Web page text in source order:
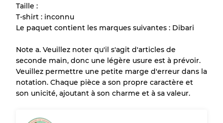
Taille :
T-shirt : inconnu
Le paquet contient les marques suivantes : Dibari
Note a. Veuillez noter qu'il s'agit d'articles de
seconde main, donc une légère usure est à prévoir.
Veuillez permettre une petite marge d'erreur dans la
notation. Chaque pièce a son propre caractère et
son unicité, ajoutant à son charme et à sa valeur.